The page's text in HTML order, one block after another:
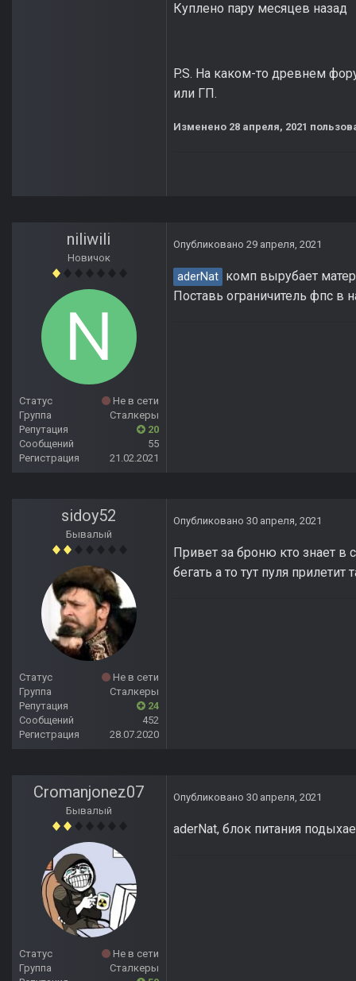
Куплено пару месяцев назад
P.S. На каком-то древнем
или ГП.
Изменено 28 апреля, 2021
niliwili
Новичок
Статус
Не в сети
Группа
Сталкеры
Репутация
20
Сообщений
55
Регистрация
21.02.2021
Опубликовано 29 апреля, 2021
aderNat комп вырубает
Поставь ограничитель фпс в
sidoy52
Бывалый
Статус
Не в сети
Группа
Сталкеры
Репутация
24
Сообщений
452
Регистрация
28.07.2020
Опубликовано 30 апреля, 2021
Привет за броню кто знает
бегать а то тут пуля прилетит
Cromanjonez07
Бывалый
Статус
Не в сети
Группа
Сталкеры
Опубликовано 30 апреля, 2021
aderNat, блок питания